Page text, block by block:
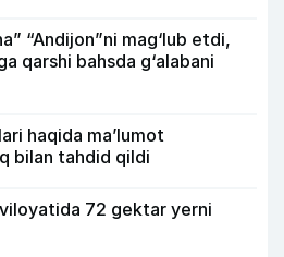
“Andijon”ni mag‘lub etdi,
qarshi bahsda g‘alabani
haqida ma’lumot
bilan tahdid qildi
72 gektar yerni